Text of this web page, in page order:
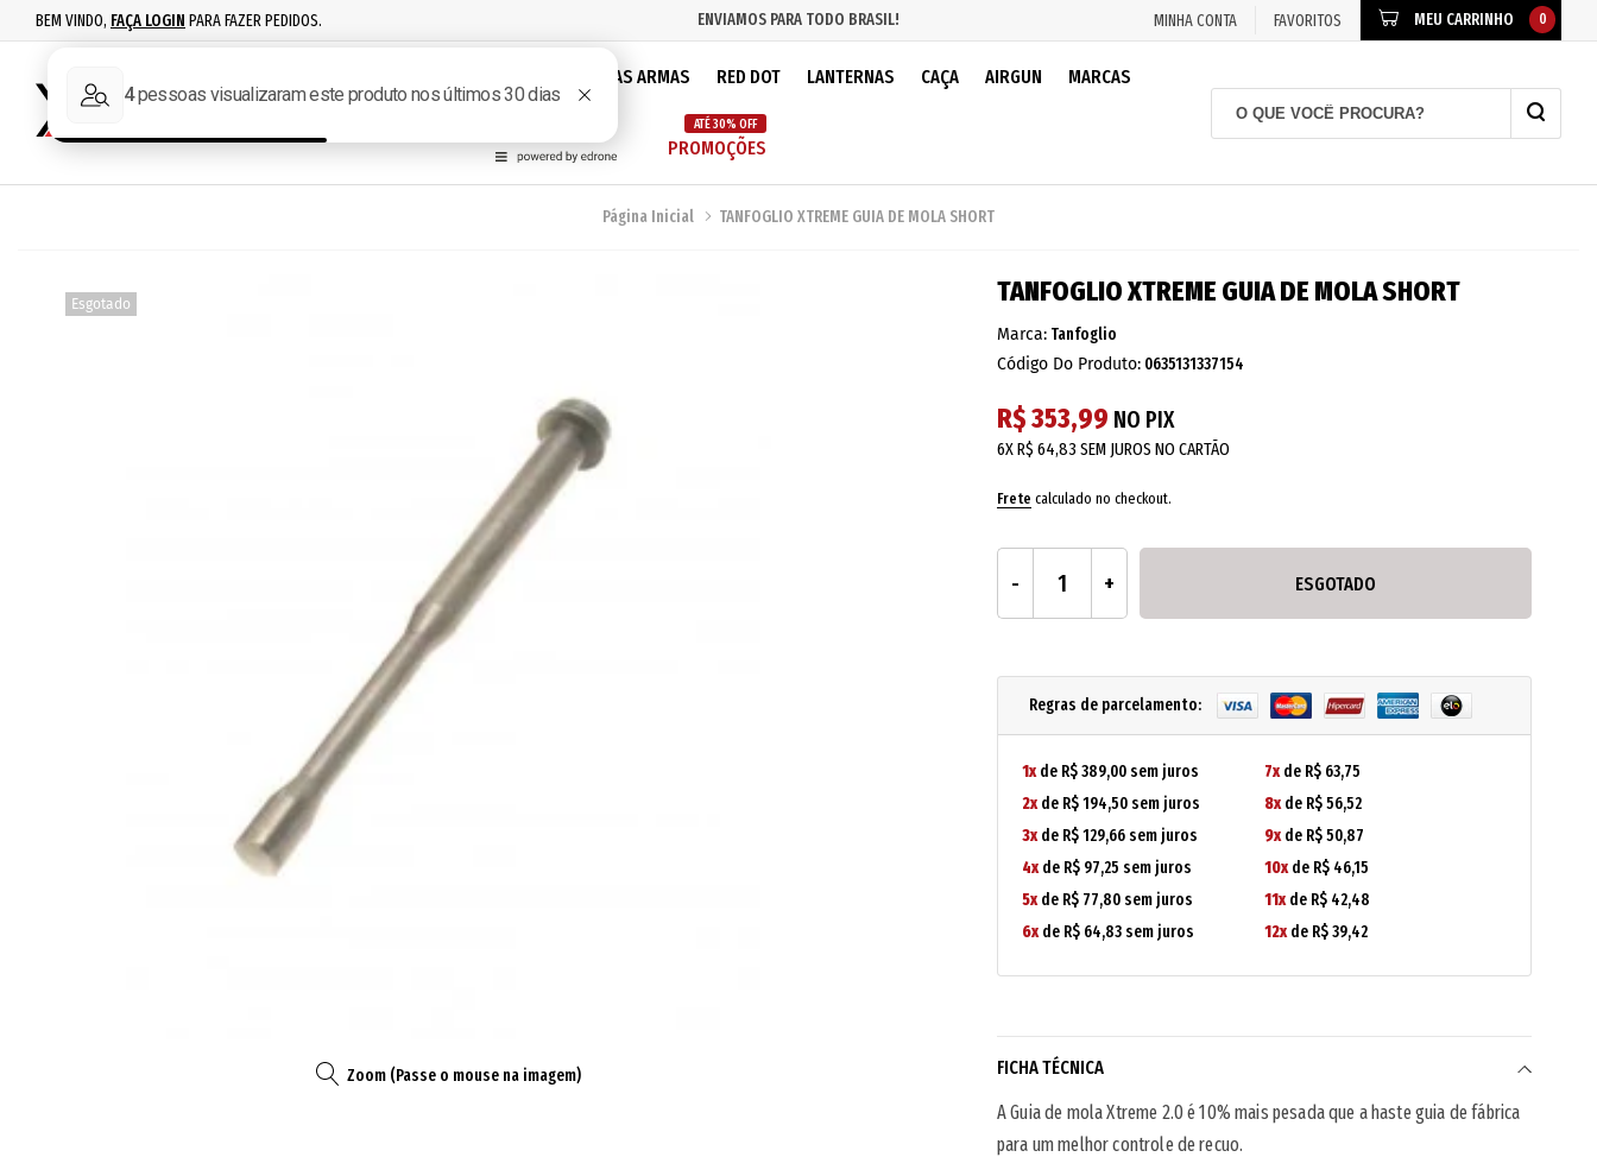
BEM VINDO, FAÇA LOGIN PARA FAZER PEDIDOS. ENVIAMOS PARA TODO BRASIL! MINHA CONTA FAVORITOS MEU CARRINHO 0
PEÇAS ARMAS RED DOT LANTERNAS CAÇA AIRGUN MARCAS
PROMOÇÕES
ATÉ 30% OFF
Página Inicial TANFOGLIO XTREME GUIA DE MOLA SHORT
Esgotado
Zoom (Passe o mouse na imagem)
TANFOGLIO XTREME GUIA DE MOLA SHORT
Marca: Tanfoglio
Código Do Produto: 0635131337154
R$ 353,99 NO PIX
6XR$ 64,83 SEM JUROS NO CARTÃO
Frete calculado no checkout.
ESGOTADO
Regras de parcelamento:
1xde R$ 389,00 sem juros
2xde R$ 194,50 sem juros
3xde R$ 129,66 sem juros
4xde R$ 97,25 sem juros
5xde R$ 77,80 sem juros
6xde R$ 64,83 sem juros
7xde R$ 63,75
8xde R$ 56,52
9xde R$ 50,87
10xde R$ 46,15
11xde R$ 42,48
12xde R$ 39,42
FICHA TÉCNICA
A Guia de mola Xtreme 2.0 é 10% mais pesada que a haste guia de fábrica
para um melhor controle de recuo.